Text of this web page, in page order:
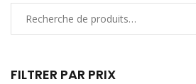
FILTRER PAR PRIX